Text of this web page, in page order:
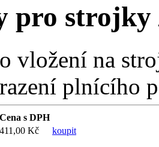
pro strojky
vložení na
plnícího
Cena s DPH
411,00 Kč koupit